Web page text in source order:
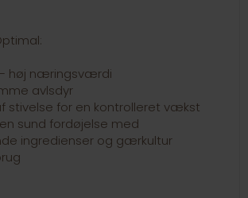
høj næringsværdi
avlsdyr
stivelse for en kontrolleret vækst
sund fordøjelse med
ingredienser og gærkultur